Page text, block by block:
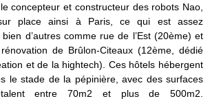
concepteur et constructeur des robots Nao,
place ainsi à Paris, ce qui est assez
d’autres comme rue de l’Est (20ème) et
de Brûlon-Citeaux (12ème, dédié
et de la hightech). Ces hôtels hébergent
le stade de la pépinière, avec des surfaces
entre 70m2 et plus de 500m2.